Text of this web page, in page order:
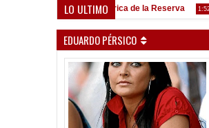
LO ULTIMO
Goleada histórica de la Reserva 1:52 PM
EDUARDO PÉRSICO